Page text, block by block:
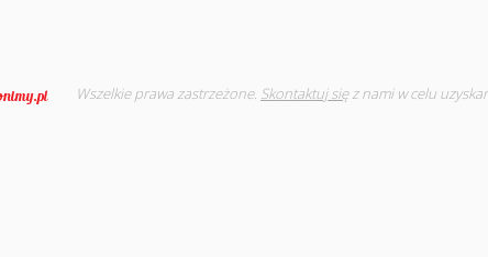
Wszelkie prawa zastrzeżone. Skontaktuj sięz nami w celu